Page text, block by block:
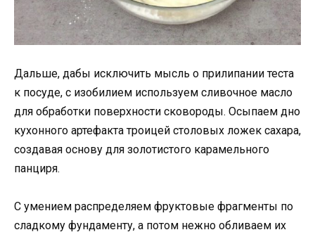
Дальше, дабы исключить мысль о прилипании теста
к посуде, с изобилием используем сливочное масло
для обработки поверхности сковороды. Осыпаем дно
кухонного артефакта троицей столовых ложек сахара,
создавая основу для золотистого карамельного
панциря.
С умением распределяем фруктовые фрагменты по
сладкому фундаменту, а потом нежно обливаем их